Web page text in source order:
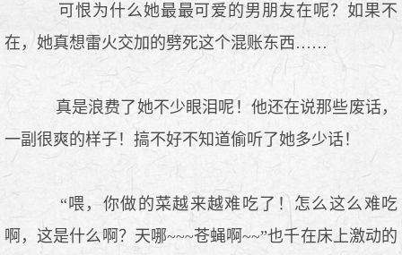
可恨为什么她最最可爱的男朋友在呢？如果不
在，她真想雷火交加的劈死这个混账东西……
真是浪费了她不少眼泪呢！他还在说那些废话，
一副很爽的样子！搞不好不知道偷听了她多少话！
“喂，你做的菜越来越难吃了！怎么这么难吃
啊，这是什么啊？天哪~~~苍蝇啊~~”也千在床上激动的